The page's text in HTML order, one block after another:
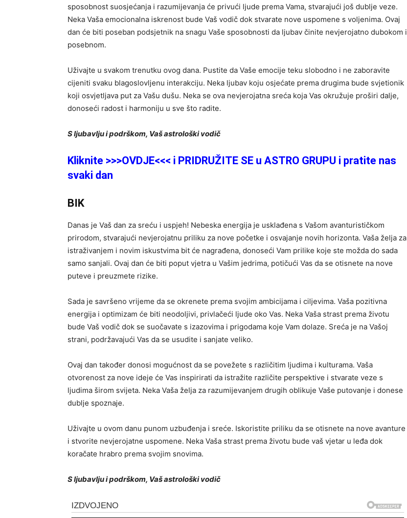
sposobnost suosjećanja i razumijevanja će privući ljude prema Vama, stvarajući još dublje veze.
Neka Vaša emocionalna iskrenost bude Vaš vodič dok stvarate nove uspomene s voljenima. Ovaj
dan će biti poseban podsjetnik na snagu Vaše sposobnosti da ljubav činite nevjerojatno dubokom i
posebnom.
Uživajte u svakom trenutku ovog dana. Pustite da Vaše emocije teku slobodno i ne zaboravite
cijeniti svaku blagoslovljenu interakciju. Neka ljubav koju osjećate prema drugima bude svjetionik
koji osvjetljava put za Vašu dušu. Neka se ova nevjerojatna sreća koja Vas okružuje proširi dalje,
donoseći radost i harmoniju u sve što radite.
S ljubavlju i podrškom, Vaš astrološki vodič
Kliknite >>>OVDJE<<< i PRIDRUŽITE SE u ASTRO GRUPU i pratite nas
svaki dan
BIK
Danas je Vaš dan za sreću i uspjeh! Nebeska energija je usklađena s Vašom avanturističkom
prirodom, stvarajući nevjerojatnu priliku za nove početke i osvajanje novih horizonta. Vaša želja za
istraživanjem i novim iskustvima bit će nagrađena, donoseći Vam prilike koje ste možda do sada
samo sanjali. Ovaj dan će biti poput vjetra u Vašim jedrima, potičući Vas da se otisnete na nove
puteve i preuzmete rizike.
Sada je savršeno vrijeme da se okrenete prema svojim ambicijama i ciljevima. Vaša pozitivna
energija i optimizam će biti neodoljivi, privlačeći ljude oko Vas. Neka Vaša strast prema životu
bude Vaš vodič dok se suočavate s izazovima i prigodama koje Vam dolaze. Sreća je na Vašoj
strani, podržavajući Vas da se usudite i sanjate veliko.
Ovaj dan također donosi mogućnost da se povežete s različitim ljudima i kulturama. Vaša
otvorenost za nove ideje će Vas inspirirati da istražite različite perspektive i stvarate veze s
ljudima širom svijeta. Neka Vaša želja za razumijevanjem drugih oblikuje Vaše putovanje i donese
dublje spoznaje.
Uživajte u ovom danu punom uzbuđenja i sreće. Iskoristite priliku da se otisnete na nove avanture
i stvorite nevjerojatne uspomene. Neka Vaša strast prema životu bude vaš vjetar u leđa dok
koračate hrabro prema svojim snovima.
S ljubavlju i podrškom, Vaš astrološki vodič